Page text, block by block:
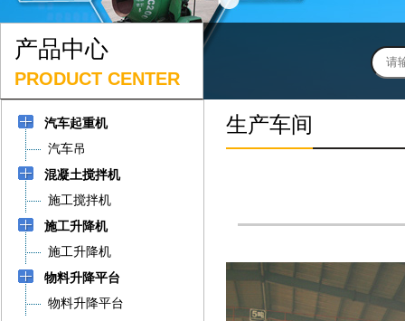
产品中心
PRODUCT CENTER
汽车起重机
汽车吊
混凝土搅拌机
施工搅拌机
施工升降机
施工升降机
物料升降平台
物料升降平台
生产车间